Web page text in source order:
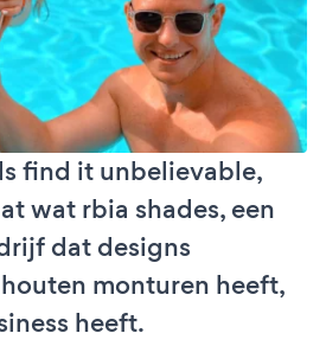
find it unbelievable,
wat rbia shades, een
dat designs
monturen heeft,
heeft.